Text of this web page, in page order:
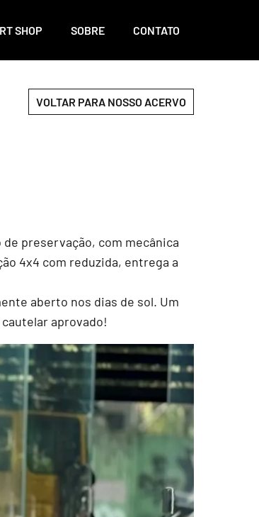
SHOP SOBRE CONTATO
VOLTAR PARA NOSSO ACERVO
preservação, com mecânica
4x4 com reduzida, entrega a
aberto nos dias de sol. Um
aprovado!